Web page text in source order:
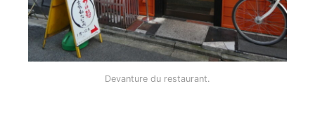
Devanture du restaurant.